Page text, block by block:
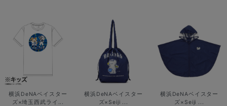
横浜DeNAベイスター
ズ×埼玉西武ライ...
横浜DeNAベイスター
ズ×Seiji ...
横浜DeNAベイスター
ズ×Seiji ...